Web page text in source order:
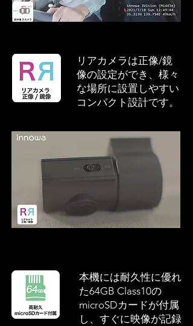
リアカメラは正像/鏡
像の設定ができ、様々
な場所に設置しやすい
コンパクト設計です。
本機には耐久性に優れ
た64GB Class10の
microSDカードが付属
し、すぐに映像が記録